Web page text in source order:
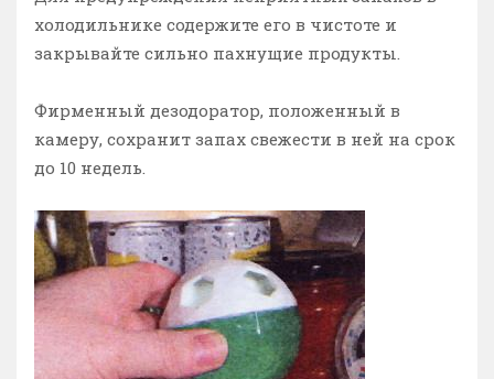
холодильнике содержите его в чистоте и
закрывайте сильно пахнущие продукты.
Фирменный дезодоратор, положенный в
камеру, сохранит запах свежести в ней на срок
до 10 недель.